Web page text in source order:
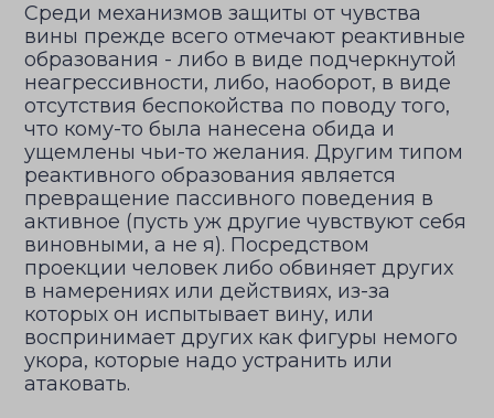
Среди механизмов защиты от чувства
вины прежде всего отмечают реактивные
образования - либо в виде подчеркнутой
неагрессивности, либо, наоборот, в виде
отсутствия беспокойства по поводу того,
что кому-то была нанесена обида и
ущемлены чьи-то желания. Другим типом
реактивного образования является
превращение пассивного поведения в
активное (пусть уж другие чувствуют себя
виновными, а не я). Посредством
проекции человек либо обвиняет других
в намерениях или действиях, из-за
которых он испытывает вину, или
воспринимает других как фигуры немого
укора, которые надо устранить или
атаковать.